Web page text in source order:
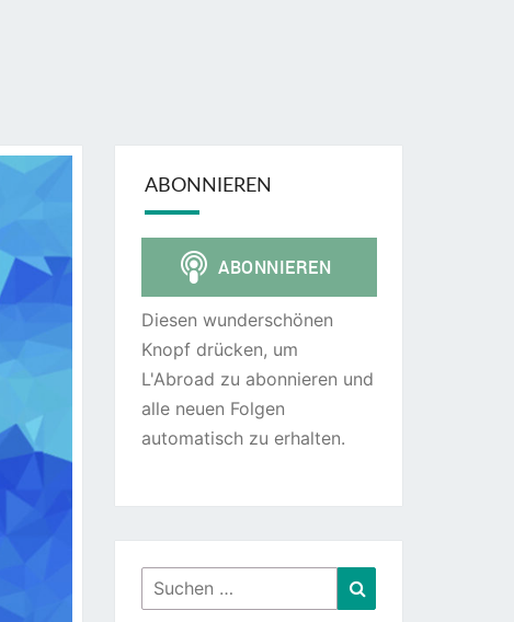
ABONNIEREN
Diesen wunderschönen
Knopf drücken, um
L'Abroad zu abonnieren und
alle neuen Folgen
automatisch zu erhalten.
Suchen
nach: